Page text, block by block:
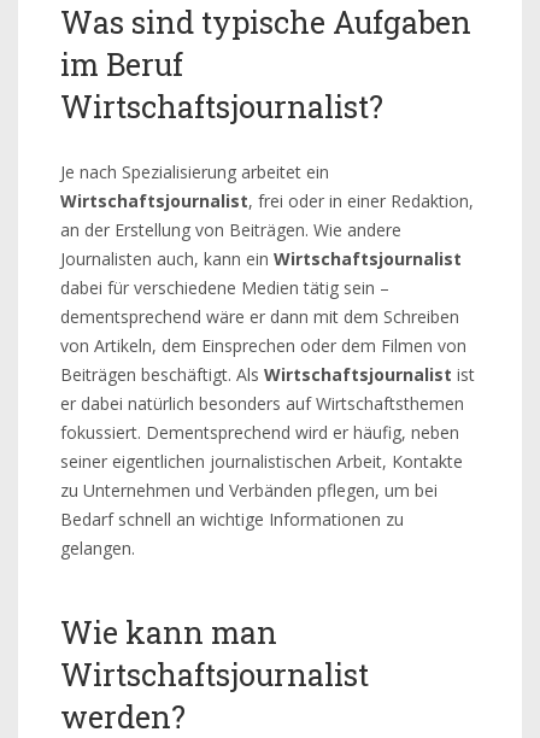
Was sind typische Aufgaben
im Beruf
Wirtschaftsjournalist?
Je nach Spezialisierung arbeitet ein
Wirtschaftsjournalist, frei oder in einer Redaktion,
an der Erstellung von Beiträgen. Wie andere
Journalisten auch, kann ein Wirtschaftsjournalist
dabei für verschiedene Medien tätig sein –
dementsprechend wäre er dann mit dem Schreiben
von Artikeln, dem Einsprechen oder dem Filmen von
Beiträgen beschäftigt. Als Wirtschaftsjournalist ist
er dabei natürlich besonders auf Wirtschaftsthemen
fokussiert. Dementsprechend wird er häufig, neben
seiner eigentlichen journalistischen Arbeit, Kontakte
zu Unternehmen und Verbänden pflegen, um bei
Bedarf schnell an wichtige Informationen zu
gelangen.
Wie kann man
Wirtschaftsjournalist
werden?